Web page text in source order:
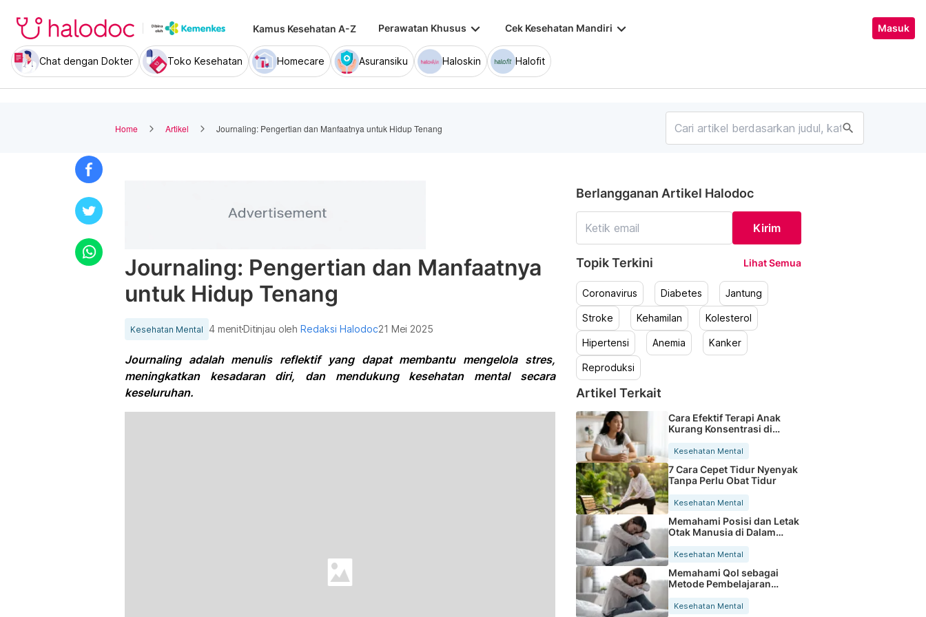
Kamus Kesehatan A-Z Perawatan Khusus keyboard_arrow_down Cek Kesehatan Mandiri keyboard_arrow_down Masuk
Chat dengan Dokter Toko Kesehatan Homecare Asuransiku Haloskin Halofit
Home Artikel Journaling: Pengertian dan Manfaatnya untuk Hidup Tenang search
Journaling: Pengertian dan Manfaatnya
untuk Hidup Tenang
Kesehatan Mental 4 menitDitinjau olehRedaksi Halodoc21 Mei 2025
Journaling adalah menulis reflektif yang dapat membantu mengelola stres,
meningkatkan kesadaran diri, dan mendukung kesehatan mental secara
keseluruhan.
Berlangganan Artikel Halodoc
Kirim
Topik Terkini Lihat Semua
Coronavirus Diabetes Jantung
Stroke Kehamilan Kolesterol
Hipertensi Anemia Kanker
Reproduksi
Artikel Terkait
Cara Efektif Terapi Anak
Kurang Konsentrasi di
Kesehatan Mental
7 Cara Cepet Tidur Nyenyak
Tanpa Perlu Obat Tidur
Kesehatan Mental
Memahami Posisi dan Letak
Otak Manusia di Dalam
Kesehatan Mental
Memahami Qol sebagai
Metode Pembelajaran
Kesehatan Mental